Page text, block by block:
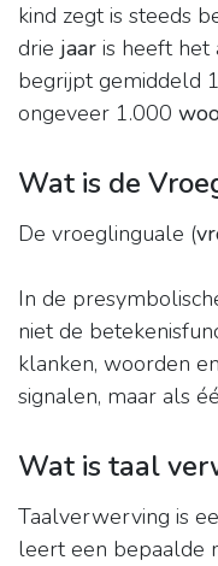
kind zegt is steeds
drie jaar is heeft het
begrijpt gemiddeld
ongeveer 1.000
Wat is de
De vroeglinguale (
In de
niet de
klanken, woorden
signalen, maar als
Wat is taal
Taalverwerving is
leert een bepaalde